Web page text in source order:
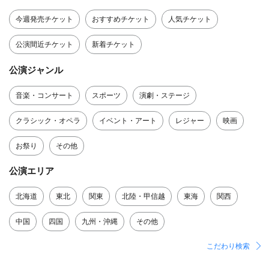
今週発売チケット おすすめチケット 人気チケット
公演間近チケット 新着チケット
公演ジャンル
音楽・コンサート スポーツ 演劇・ステージ
クラシック・オペラ イベント・アート レジャー 映画
お祭り その他
公演エリア
北海道 東北 関東 北陸・甲信越 東海 関西
中国 四国 九州・沖縄 その他
こだわり検索